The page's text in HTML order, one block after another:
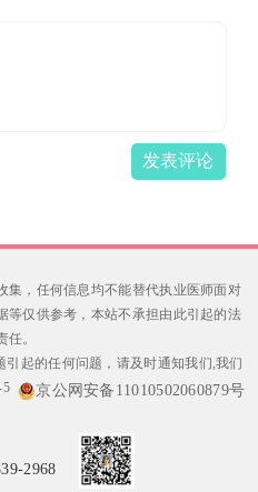
发表评论
集，任何信息均不能替代执业医师面对
等仅供参考，本站不承担由此引起的法
任。
起的任何问题，请及时通知我们,我们
5 京公网安备11010502060879号
2968